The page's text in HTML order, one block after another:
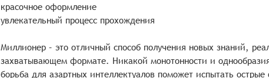
красочное оформление
увлекательный процесс прохождения
Миллионер – это отличный способ получения новых знаний,
захватывающем формате. Никакой монотонности и
борьба для азартных интеллектуалов поможет испытать